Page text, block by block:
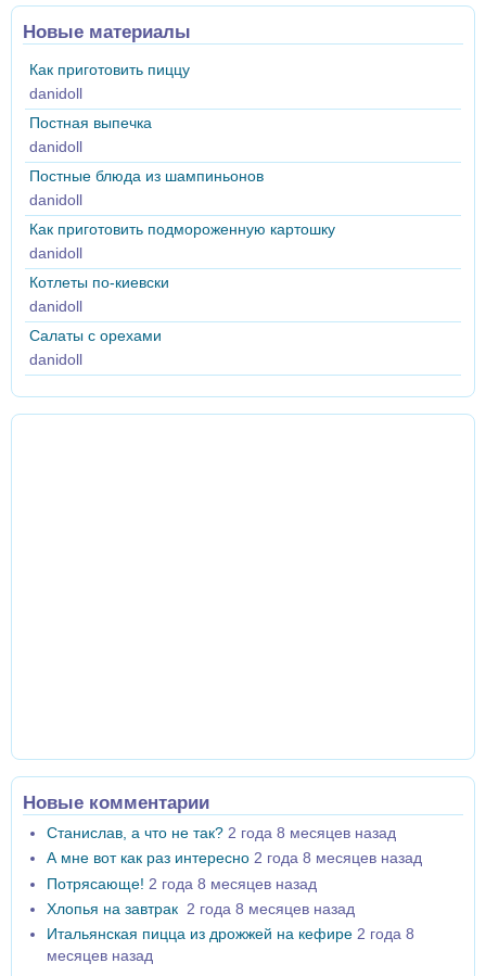
Новые материалы
Как приготовить пиццу
danidoll
Постная выпечка
danidoll
Постные блюда из шампиньонов
danidoll
Как приготовить подмороженную картошку
danidoll
Котлеты по-киевски
danidoll
Салаты с орехами
danidoll
Новые комментарии
Станислав, а что не так? 2 года 8 месяцев назад
А мне вот как раз интересно 2 года 8 месяцев назад
Потрясающе! 2 года 8 месяцев назад
Хлопья на завтрак 2 года 8 месяцев назад
Итальянская пицца из дрожжей на кефире 2 года 8
месяцев назад